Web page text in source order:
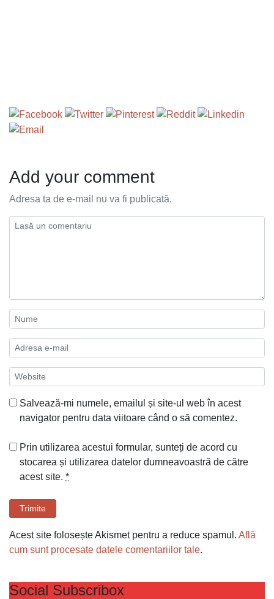
Add your comment
Adresa ta de e-mail nu va fi publicată.
Salvează-mi numele, emailul și site-ul web în acest
navigator pentru data viitoare când o să comentez.
Prin utilizarea acestui formular, sunteți de acord cu
stocarea și utilizarea datelor dumneavoastră de către
acest site. *
Trimite
Acest site folosește Akismet pentru a reduce spamul. Află
cum sunt procesate datele comentariilor tale.
Social Subscribox